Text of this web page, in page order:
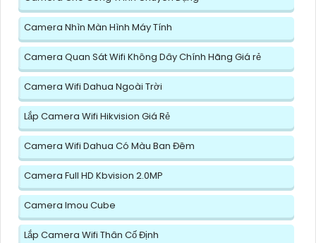
Camera Nhìn Màn Hình Máy Tính
Camera Quan Sát Wifi Không Dây Chính Hãng Giá rẻ
Camera Wifi Dahua Ngoài Trời
Lắp Camera Wifi Hikvision Giá Rẻ
Camera Wifi Dahua Có Màu Ban Đêm
Camera Full HD Kbvision 2.0MP
Camera Imou Cube
Lắp Camera Wifi Thân Cố Định